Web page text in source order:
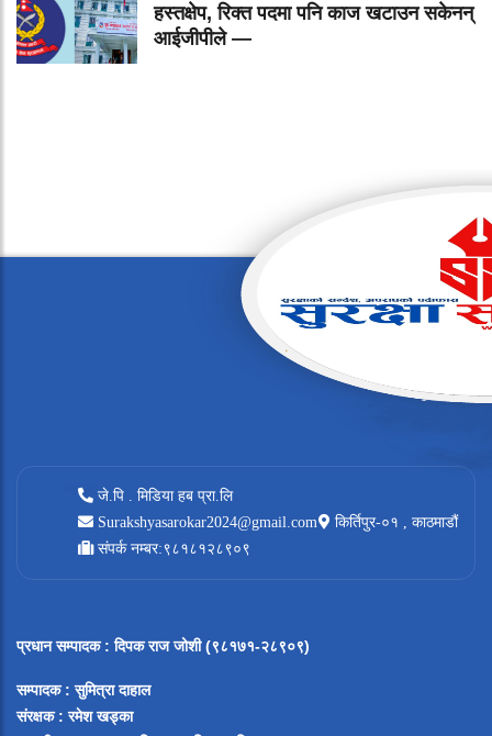
हस्तक्षेप, रिक्त पदमा पनि काज खटाउन सकेनन्
आईजीपीले —
जे.पि . मिडिया हब प्रा.लि
Surakshyasarokar2024@gmail.com
किर्तिपुर-०१ , काठमाडौं
संपर्क नम्बर:९८१८१२८९०९
प्रधान सम्पादक: दिपक राज जोशी (९८१७१-२८९०९)
सम्पादक : सुमित्रा दाहाल
संरक्षक : रमेश खड्का